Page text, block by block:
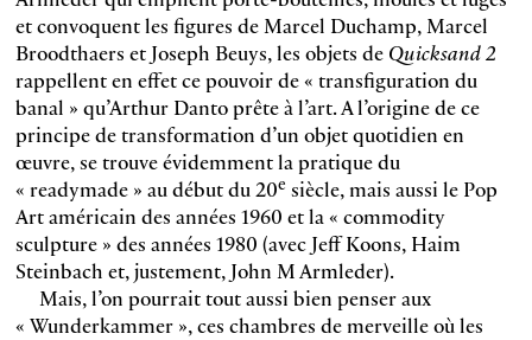
et convoquent les figures de Marcel Duchamp, Marcel
Broodthaers et Joseph Beuys, les objets de Quicksand 2
rappellent en effet ce pouvoir de « transfiguration du
banal » qu’Arthur Danto prête à l’art. A l’origine de ce
principe de transformation d’un objet quotidien en
œuvre, se trouve évidemment la pratique du
« readymade » au début du 20e siècle, mais aussi le Pop
Art américain des années 1960 et la « commodity
sculpture » des années 1980 (avec Jeff Koons, Haim
Steinbach et, justement, John M Armleder).
Mais, l’on pourrait tout aussi bien penser aux
« Wunderkammer », ces chambres de merveille où les